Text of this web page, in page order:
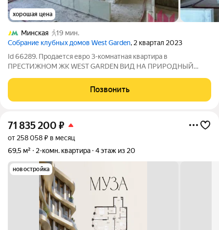
хорошая цена
Минская
19 мин.
Cобрание клубных домов West Garden, 2 квартал 2023
Id 66289. Продается евро 3-комнатная квартира в
ПРЕСТИЖНОМ ЖК WEST GARDEN ВИД НА ПРИРОДНЫЙ
кухня-гостиная, 2 изолированные комнаты, 2 санузла. Высота
потолков 3.28 метра О ЖИЛОМ КОМПЛЕКСЕ: Жилой
Позвонить
71 835 200 ₽
от 258 058 ₽ в месяц
69,5 м²
2-комн. квартира 4 этаж из 20
новостройка